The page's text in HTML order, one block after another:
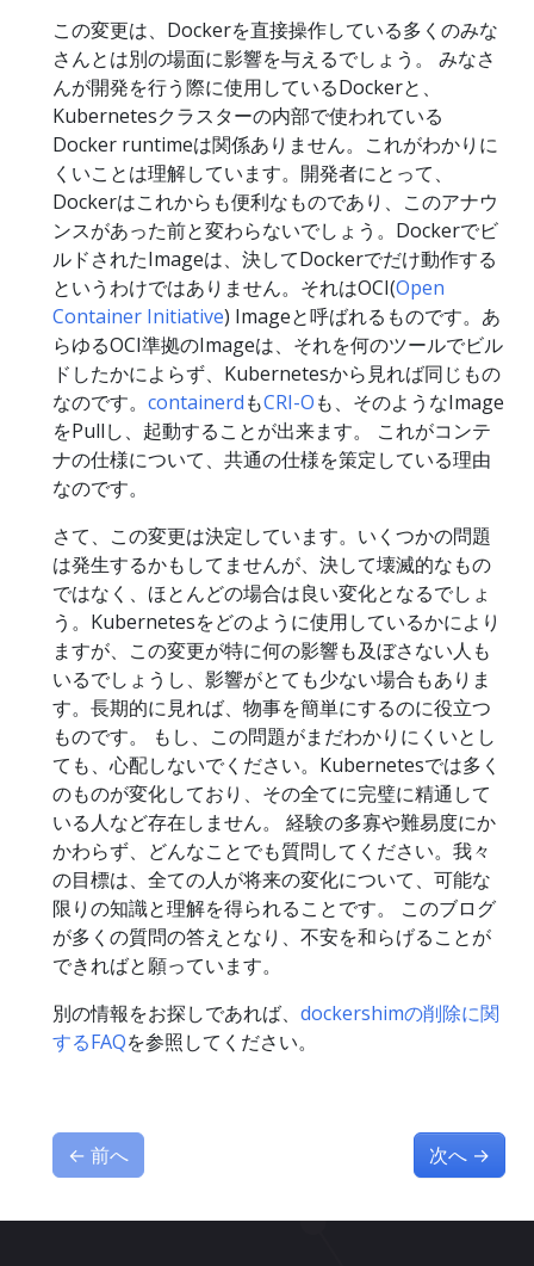
この変更は、Dockerを直接操作している多くのみな
さんとは別の場面に影響を与えるでしょう。 みなさ
んが開発を行う際に使用しているDockerと、
Kubernetesクラスターの内部で使われている
Docker runtimeは関係ありません。これがわかりに
くいことは理解しています。開発者にとって、
Dockerはこれからも便利なものであり、このアナウ
ンスがあった前と変わらないでしょう。Dockerでビ
ルドされたImageは、決してDockerでだけ動作する
というわけではありません。それはOCI(Open
Container Initiative) Imageと呼ばれるものです。あ
らゆるOCI準拠のImageは、それを何のツールでビル
ドしたかによらず、Kubernetesから見れば同じもの
なのです。 containerdもCRI-Oも、そのようなImage
をPullし、起動することが出来ます。 これがコンテ
ナの仕様について、共通の仕様を策定している理由
なのです。
さて、この変更は決定しています。いくつかの問題
は発生するかもしてませんが、決して壊滅的なもの
ではなく、ほとんどの場合は良い変化となるでしょ
う。Kubernetesをどのように使用しているかにより
ますが、この変更が特に何の影響も及ぼさない人も
いるでしょうし、影響がとても少ない場合もありま
す。長期的に見れば、物事を簡単にするのに役立つ
ものです。 もし、この問題がまだわかりにくいとし
ても、心配しないでください。Kubernetesでは多く
のものが変化しており、その全てに完璧に精通して
いる人など存在しません。 経験の多寡や難易度にか
かわらず、どんなことでも質問してください。我々
の目標は、全ての人が将来の変化について、可能な
限りの知識と理解を得られることです。 このブログ
が多くの質問の答えとなり、不安を和らげることが
できればと願っています。
別の情報をお探しであれば、 dockershimの削除に関
するFAQを参照してください。
← 前へ 次へ →